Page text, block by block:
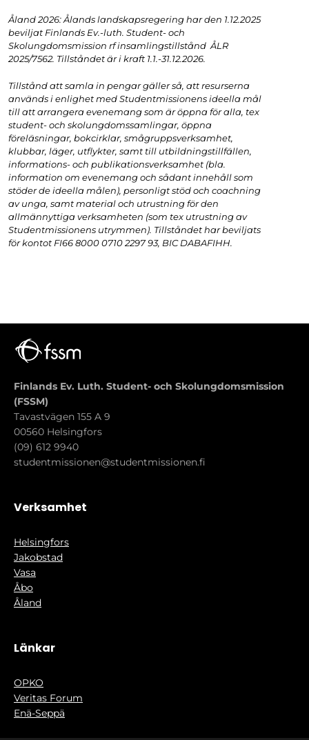
Åland 2026: Ålands landskapsregering har den 1.12.2025
beviljat Finlands Ev.-luth. Student- och
Skolungdomsmission rf insamlingstillstånd ÅLR
2025/7562. Tillståndet är i kraft 1.1.-31.12.2026.
Tillstånd att samla in pengar gäller så, att resurserna
används i enlighet med Studentmissionens ideella mål
till att arrangera evenemang som är öppna för alla, tex
student- och skolungdomssamlingar, öppna
föreläsningar, bokcirklar, smågruppsverksamhet,
klubbar, läger, utflykter, samt till utbildningstillfällen,
informations- och publikationsverksamhet (bla.
information om evenemang och sådant innehåll som
stöder de ideella målen), personligt stöd och coachning
av unga, samt material och utrustning för den
allmännyttiga verksamheten (som tex utrustning av
Studentmissionens utrymmen). Tillståndet har beviljats
för kontot FI66 8000 0710 2297 93, BIC DABAFIHH.
Finlands Ev. Luth. Student- och Skolungdomsmission
(FSSM)
Tavastvägen 155 A 9
00560 Helsingfors
(09) 612 9940
studentmissionen@studentmissionen.fi
Verksamhet
Helsingfors
Jakobstad
Vasa
Åbo
Åland
Länkar
OPKO
Veritas Forum
Enä-Seppä